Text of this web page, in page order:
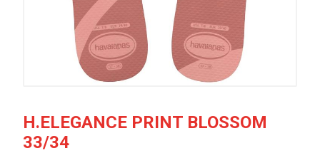
H.ELEGANCE PRINT BLOSSOM
33/34